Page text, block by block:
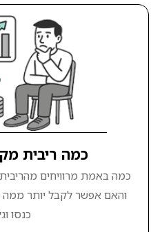
כמה ריבית
כמה באמת מרוויחים
והאם אפשר לקבל יותר ממה
כנסו